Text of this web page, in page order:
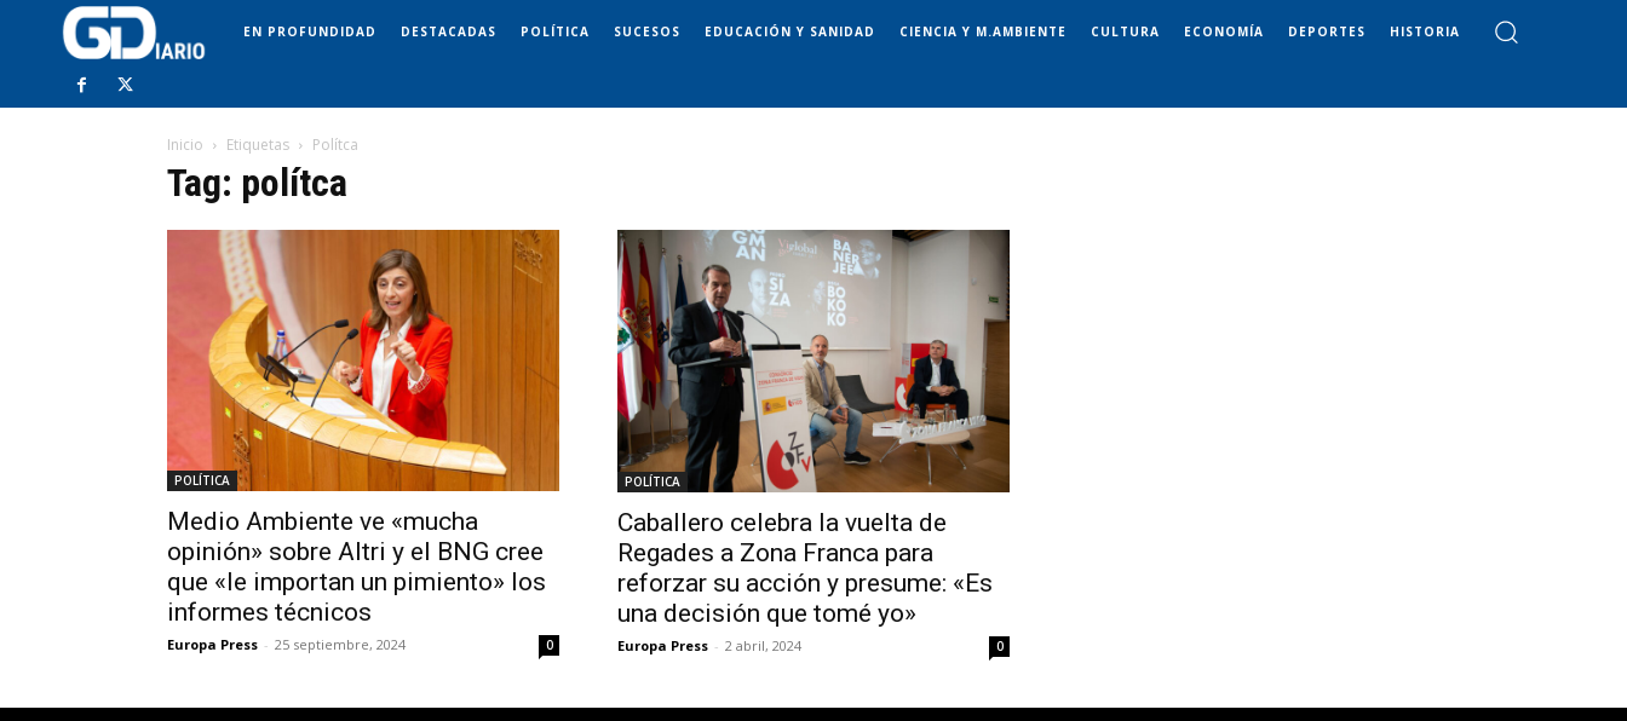
EN PROFUNDIDAD DESTACADAS POLÍTICA SUCESOS EDUCACIÓN Y SANIDAD CIENCIA Y M.AMBIENTE CULTURA ECONOMÍA DEPORTES HISTORIA
Inicio Etiquetas Polítca
Tag: polítca
POLÍTICA
Medio Ambiente ve «mucha
opinión» sobre Altri y el BNG cree
que «le importan un pimiento» los
informes técnicos
Europa Press - 25 septiembre, 2024 0
POLÍTICA
Caballero celebra la vuelta de
Regades a Zona Franca para
reforzar su acción y presume: «Es
una decisión que tomé yo»
Europa Press - 2 abril, 2024 0